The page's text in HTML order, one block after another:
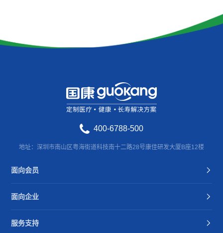
400-6788-500
地址：深圳市南山区粤海街道科技南十二路28号康佳研发大厦B座12楼
面向会员
面向企业
服务支持